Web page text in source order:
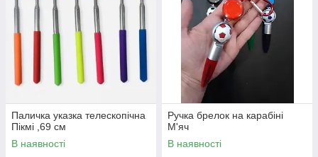
Паличка указка телескопічна
Пікмі ,69 см
В наявності
Ручка брелок на карабіні
М'яч
В наявності